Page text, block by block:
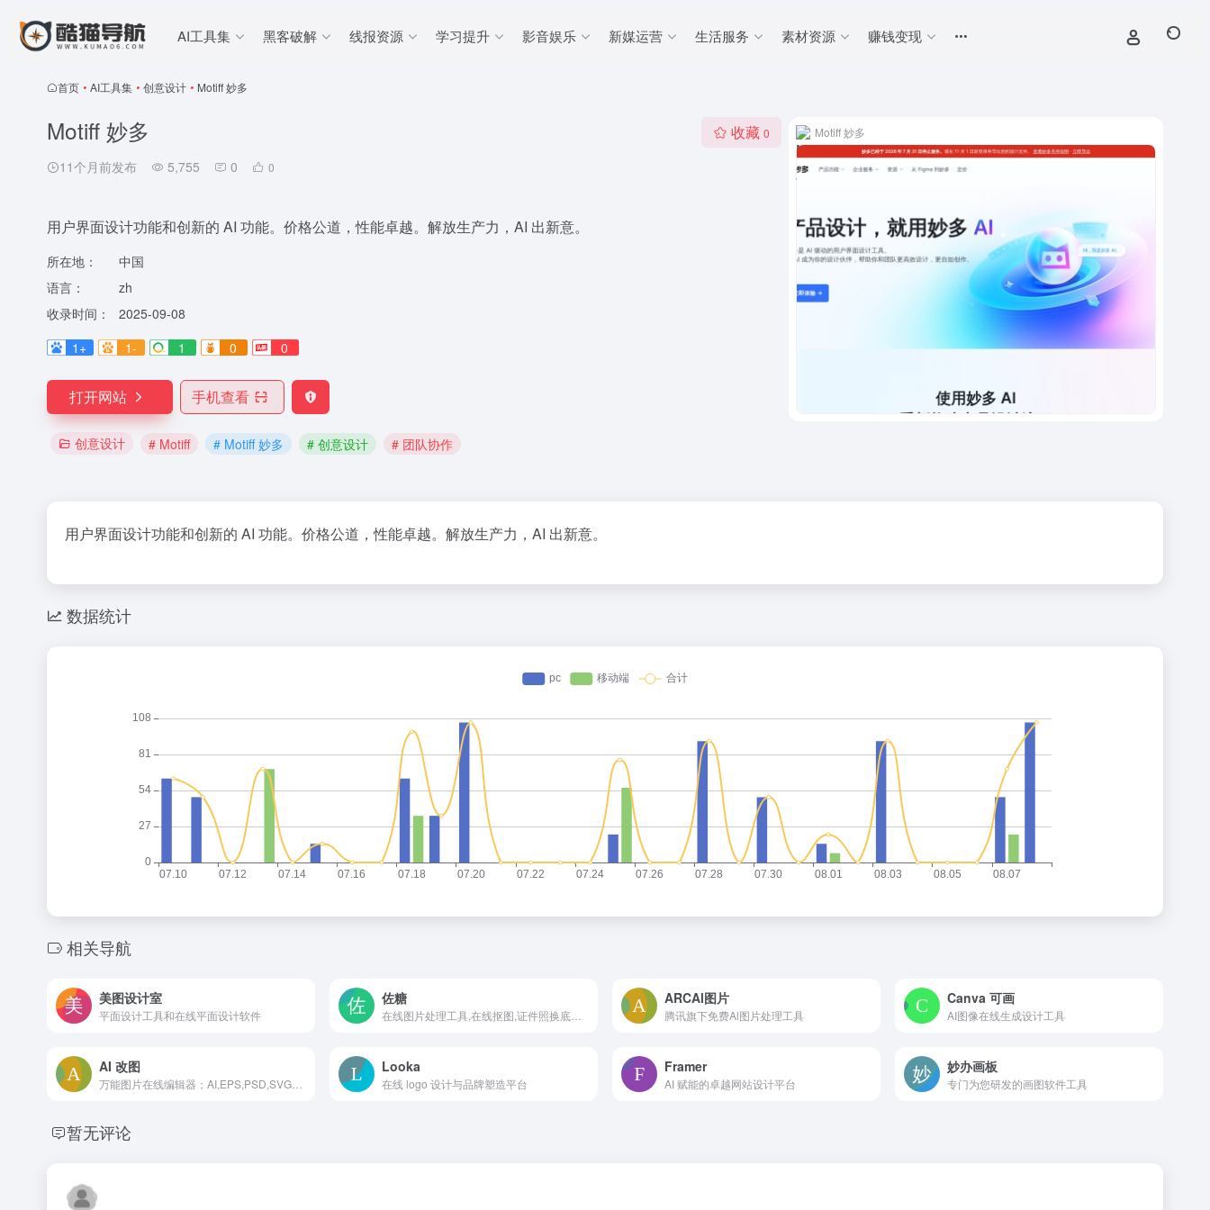
AI工具集 黑客破解 线报资源 学习提升 影音娱乐 新媒运营 生活服务 素材资源 赚钱变现
首页 • AI工具集 • 创意设计 • Motiff 妙多
Motiff 妙多
11个月前发布 5,755 0 0
收藏 0
用户界面设计功能和创新的 AI 功能。价格公道，性能卓越。解放生产力，AI 出新意。
所在地：
中国
语言：
zh
收录时间：
2025-09-08
1+
1- 1 0 0
打开网站 手机查看
创意设计 # Motiff # Motiff 妙多 # 创意设计 # 团队协作
Motiff 妙多
用户界面设计功能和创新的 AI 功能。价格公道，性能卓越。解放生产力，AI 出新意。
数据统计
相关导航
美图设计室
平面设计工具和在线平面设计软件
佐糖 ARCAl图片
腾讯旗下免费Al图片处理工具
Canva 可画
AI图像在线生成设计工具
AI 改图 Looka
在线 logo 设计与品牌塑造平台
Framer
AI 赋能的卓越网站设计平台
妙办画板
专门为您研发的画图软件工具
暂无评论